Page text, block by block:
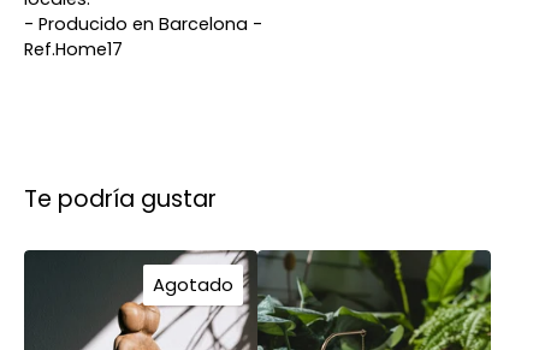
- Producido en Barcelona -
Ref.Home17
Te podría gustar
Agotado